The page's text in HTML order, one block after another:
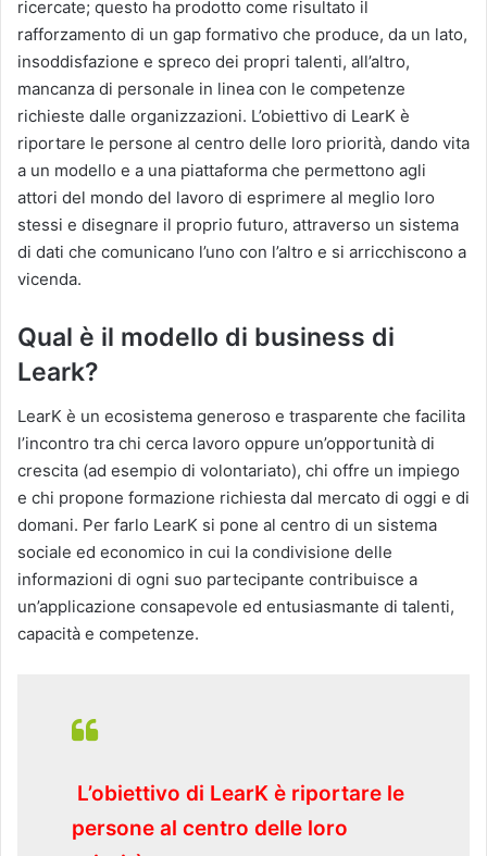
ricercate; questo ha prodotto come risultato il
rafforzamento di un gap formativo che produce, da un lato,
insoddisfazione e spreco dei propri talenti, all’altro,
mancanza di personale in linea con le competenze
richieste dalle organizzazioni. L’obiettivo di LearK è
riportare le persone al centro delle loro priorità, dando vita
a un modello e a una piattaforma che permettono agli
attori del mondo del lavoro di esprimere al meglio loro
stessi e disegnare il proprio futuro, attraverso un sistema
di dati che comunicano l’uno con l’altro e si arricchiscono a
vicenda.
Qual è il modello di business di
Leark?
LearK è un ecosistema generoso e trasparente che facilita
l’incontro tra chi cerca lavoro oppure un’opportunità di
crescita (ad esempio di volontariato), chi offre un impiego
e chi propone formazione richiesta dal mercato di oggi e di
domani. Per farlo LearK si pone al centro di un sistema
sociale ed economico in cui la condivisione delle
informazioni di ogni suo partecipante contribuisce a
un’applicazione consapevole ed entusiasmante di talenti,
capacità e competenze.
L’obiettivo di LearK è riportare le
persone al centro delle loro